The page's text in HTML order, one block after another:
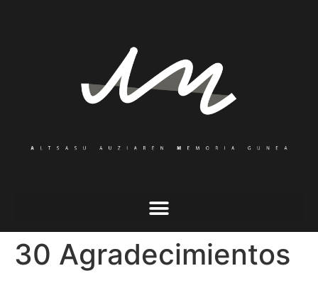
30 Agradecimientos